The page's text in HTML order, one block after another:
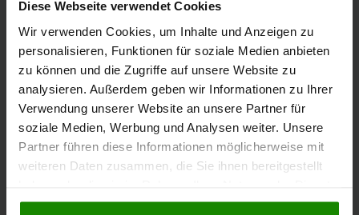
Diese Webseite verwendet Cookies
Wir verwenden Cookies, um Inhalte und Anzeigen zu
personalisieren, Funktionen für soziale Medien anbieten
zu können und die Zugriffe auf unsere Website zu
analysieren. Außerdem geben wir Informationen zu Ihrer
Verwendung unserer Website an unsere Partner für
soziale Medien, Werbung und Analysen weiter. Unsere
Partner führen diese Informationen möglicherweise mit
weiteren Daten zusammen, die Sie ihnen bereitgestellt
gesammelt haben.
8 €/qm
KURZFRISTIGE ENTWICKLUNG
1,33%